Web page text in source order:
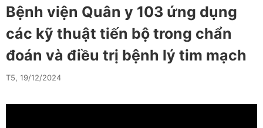
Bệnh viện Quân y 103 ứng dụng
các kỹ thuật tiến bộ trong chẩn
đoán và điều trị bệnh lý tim mạch
T5, 19/12/2024